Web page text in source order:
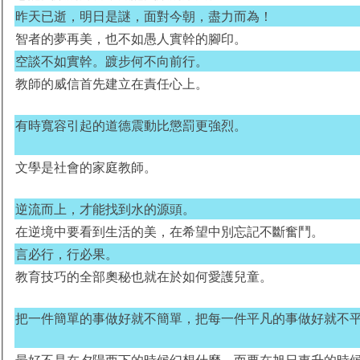
昨天已逝，明日是謎，面對今朝，盡力而為！
智者的夢再美，也不如愚人實幹的腳印。
空談不如實幹。踱步何不向前行。
教師的威信首先建立在責任心上。
有時寬容引起的道德震動比懲罰更強烈。
文學是社會的家庭教師。
逆流而上，才能找到水的源頭。
在逆境中要看到生活的美，在希望中別忘記不斷奮鬥。
言必行，行必果。
教育技巧的全部奧秘也就在於如何愛護兒童。
把一件簡單的事做好就不簡單，把每一件平凡的事做好就不